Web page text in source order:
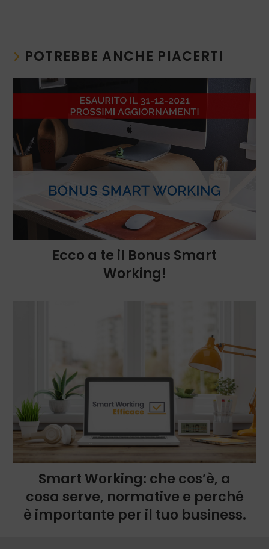
POTREBBE ANCHE PIACERTI
Ecco a te il Bonus Smart
Working!
Smart Working: che cos’è, a
cosa serve, normative e perché
è importante per il tuo business.